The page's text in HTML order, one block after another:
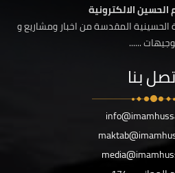
الحسين الالكترونية
المقدسة من اخبار ومشاريع و
......
بنا